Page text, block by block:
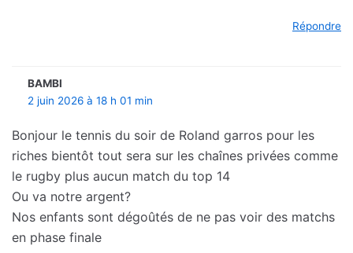
Répondre
BAMBI
2 juin 2026 à 18 h 01 min
Bonjour le tennis du soir de Roland garros pour les
riches bientôt tout sera sur les chaînes privées comme
le rugby plus aucun match du top 14
Ou va notre argent?
Nos enfants sont dégoûtés de ne pas voir des matchs
en phase finale